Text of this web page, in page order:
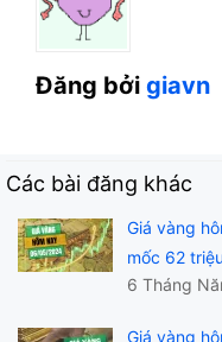
Đăng bởi giavn
Các bài đăng khác
Giá vàng
mốc 62
6 Tháng
Giá vàng